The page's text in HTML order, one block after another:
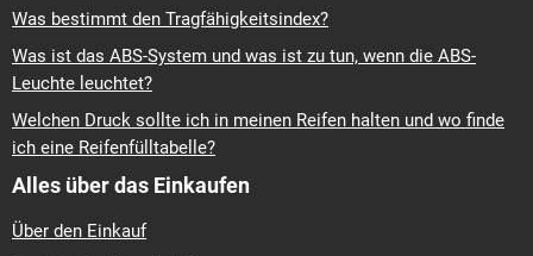
Was bestimmt den Tragfähigkeitsindex?
Was ist das ABS-System und was ist zu tun, wenn die ABS-
Leuchte leuchtet?
Welchen Druck sollte ich in meinen Reifen halten und wo finde
ich eine Reifenfülltabelle?
Alles über das Einkaufen
Über den Einkauf